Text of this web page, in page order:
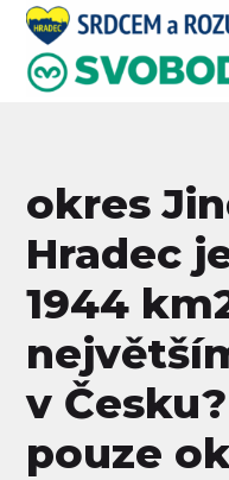
okres
Hradec
1944
v
pouze